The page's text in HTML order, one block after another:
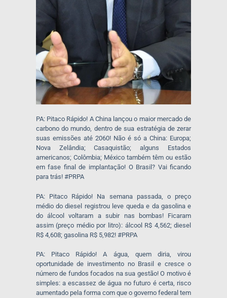
PA: Pitaco Rápido! A China lançou o maior mercado de
carbono do mundo, dentro de sua estratégia de zerar
suas emissões até 2060! Não é só a China: Europa;
Nova Zelândia; Casaquistão; alguns Estados
americanos; Colômbia; México também têm ou estão
em fase final de implantação! O Brasil? Vai ficando
para trás! #PRPA
PA: Pitaco Rápido! Na semana passada, o preço
médio do diesel registrou leve queda e da gasolina e
do álcool voltaram a subir nas bombas! Ficaram
assim (preço médio por litro): álcool R$ 4,562; diesel
R$ 4,608; gasolina R$ 5,982! #PRPA
PA: Pitaco Rápido! A água, quem diria, virou
oportunidade de investimento no Brasil e cresce o
número de fundos focados na sua gestão! O motivo é
simples: a escassez de água no futuro é certa, risco
aumentado pela forma com que o governo federal tem